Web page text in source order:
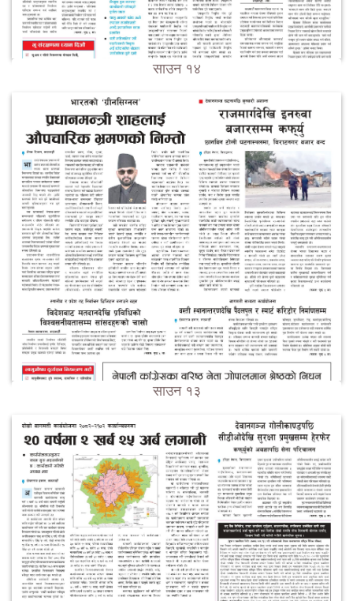
साउन १४
साउन १३